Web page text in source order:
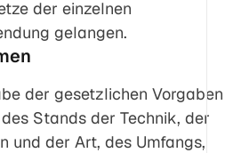
der einzelnen
gelangen.
der gesetzlichen Vorgaben
Stands der Technik, der
und der Art, des Umfangs,